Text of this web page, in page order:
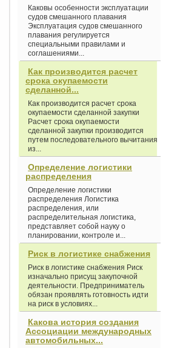
Каковы особенности эксплуатации
судов смешанного плавания
Эксплуатация судов смешанного
плавания регулируется
специальными правилами и
соглашениями...
Как производится расчет
срока окупаемости
сделанной...
Как производится расчет срока
окупаемости сделанной закупки
Расчет срока окупаемости
сделанной закупки производится
путем последовательного вычитания
из...
Определение логистики
распределения
Определение логистики
распределения Логистика
распределения, или
распределительная логистика,
представляет собой науку о
планировании, контроле и...
Риск в логистике снабжения
Риск в логистике снабжения Риск
изначально присущ закупочной
деятельности. Предприниматель
обязан проявлять готовность идти
на риск в условиях...
Какова история создания
Ассоциации международных
автомобильных...